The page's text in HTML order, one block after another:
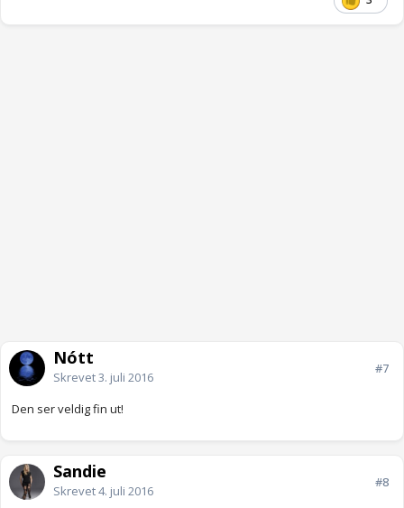
Nótt
Skrevet3. juli 2016
#7
Den ser veldig fin ut!
Sandie
Skrevet4. juli 2016
#8